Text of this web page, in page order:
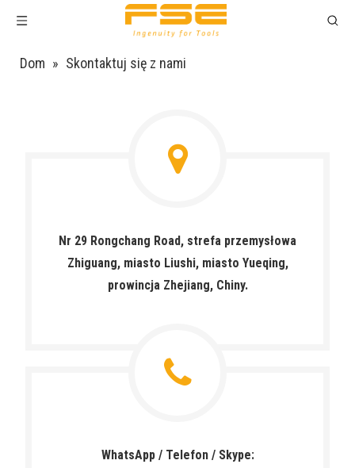
Dom » Skontaktuj się z nami
Nr 29 Rongchang Road, strefa przemysłowa
Zhiguang, miasto Liushi, miasto Yueqing,
prowincja Zhejiang, Chiny.
WhatsApp / Telefon / Skype: